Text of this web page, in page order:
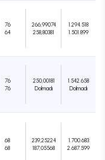
76
64
266,99074
258,80381
1.294.518
1.501.899
76
76
250,00181
Dolmadı
1.542.658
Dolmadı
68
68
239,25224
187,05568
1.700.683
2.687.599